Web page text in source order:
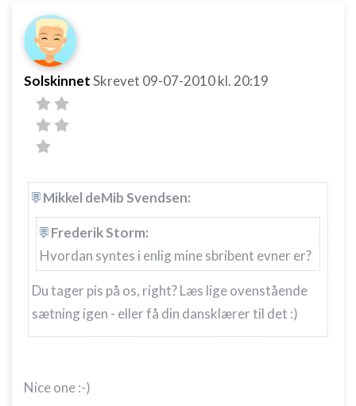
SolskinnetSkrevet 09-07-2010kl. 20:19
Mikkel deMib Svendsen:
Frederik Storm:
Hvordan syntes i enlig mine sbribent evner er?
Du tager pis på os, right? Læs lige ovenstående
sætning igen - eller få din dansklærer til det :)
Nice one :-)